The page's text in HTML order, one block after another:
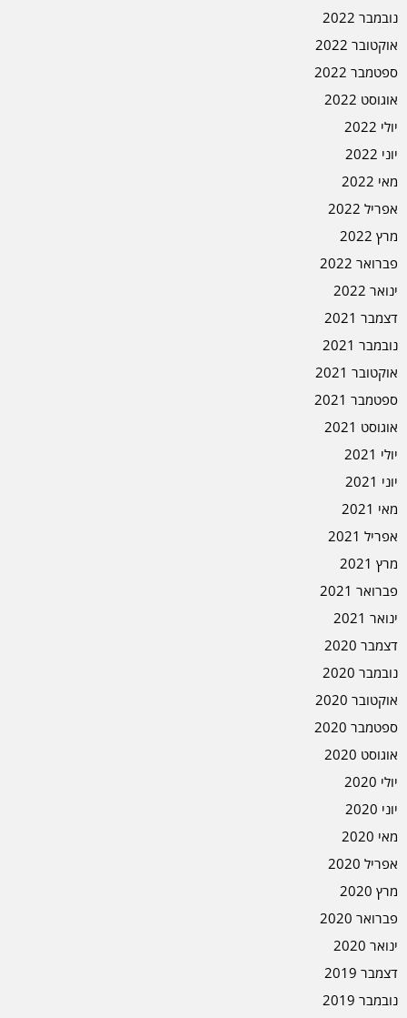
נובמבר 2022
אוקטובר 2022
ספטמבר 2022
אוגוסט 2022
יולי 2022
יוני 2022
מאי 2022
אפריל 2022
מרץ 2022
פברואר 2022
ינואר 2022
דצמבר 2021
נובמבר 2021
אוקטובר 2021
ספטמבר 2021
אוגוסט 2021
יולי 2021
יוני 2021
מאי 2021
אפריל 2021
מרץ 2021
פברואר 2021
ינואר 2021
דצמבר 2020
נובמבר 2020
אוקטובר 2020
ספטמבר 2020
אוגוסט 2020
יולי 2020
יוני 2020
מאי 2020
אפריל 2020
מרץ 2020
פברואר 2020
ינואר 2020
דצמבר 2019
נובמבר 2019